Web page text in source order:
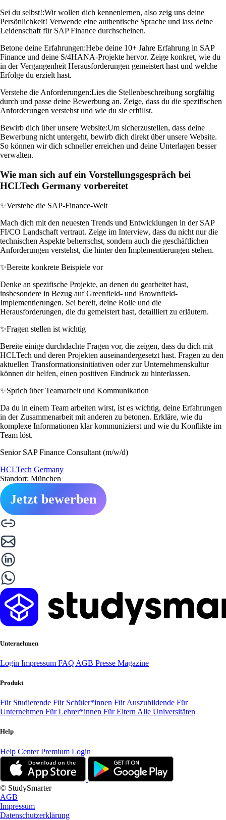
Sei du selbst!:Wir wollen dich kennenlernen, also zeig uns deine
Persönlichkeit! Verwende eine authentische Sprache und lass deine
Leidenschaft für SAP Finance durchscheinen.
Betone deine Erfahrungen:Hebe deine 10+ Jahre Erfahrung in SAP
Finance und deine S/4HANA-Projekte hervor. Zeige konkret, wie du
in der Vergangenheit Herausforderungen gemeistert hast und welche
Erfolge du erzielt hast.
Verstehe die Anforderungen:Lies die Stellenbeschreibung sorgfältig
durch und passe deine Bewerbung an. Zeige, dass du die spezifischen
Anforderungen verstehst und wie du sie erfüllst.
Bewirb dich über unsere Website:Um sicherzustellen, dass deine
Bewerbung nicht untergeht, bewirb dich direkt über unsere Website.
So können wir dich schneller erreichen und deine Unterlagen besser
verwalten.
Wie man sich auf ein Vorstellungsgespräch bei
HCLTech Germany vorbereitet
✨Verstehe die SAP-Finance-Welt
Mach dich mit den neuesten Trends und Entwicklungen in der SAP
FI/CO Landschaft vertraut. Zeige im Interview, dass du nicht nur die
technischen Aspekte beherrschst, sondern auch die geschäftlichen
Anforderungen verstehst, die hinter den Implementierungen stehen.
✨Bereite konkrete Beispiele vor
Denke an spezifische Projekte, an denen du gearbeitet hast,
insbesondere in Bezug auf Greenfield- und Brownfield-
Implementierungen. Sei bereit, deine Rolle und die
Herausforderungen, die du gemeistert hast, detailliert zu erläutern.
✨Fragen stellen ist wichtig
Bereite einige durchdachte Fragen vor, die zeigen, dass du dich mit
HCLTech und deren Projekten auseinandergesetzt hast. Fragen zu den
aktuellen Transformationsinitiativen oder zur Unternehmenskultur
können dir helfen, einen positiven Eindruck zu hinterlassen.
✨Sprich über Teamarbeit und Kommunikation
Da du in einem Team arbeiten wirst, ist es wichtig, deine Erfahrungen
in der Zusammenarbeit mit anderen zu betonen. Erkläre, wie du
komplexe Informationen klar kommunizierst und wie du Konflikte im
Team löst.
Senior SAP Finance Consultant (m/w/d)
HCLTech Germany
Standort: München
Jetzt bewerben
Unternehmen
Login Impressum FAQ AGB Presse Magazine
Produkt
Für Studierende Für Schüler*innen Für Auszubildende Für
Unternehmen Für Lehrer*innen Für Eltern Alle Universitäten
Help
Help CenterPremium Login
© StudySmarter
AGB
Impressum
Datenschutzerklärung